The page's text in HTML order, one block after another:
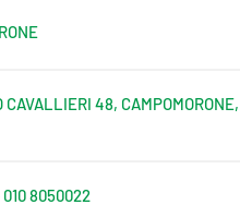
CAVALLIERI 48, CAMPOMORONE,
8050022